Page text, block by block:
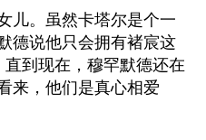
儿。虽然卡塔尔是个一
德说他只会拥有褚宸这
到现在，穆罕默德还在
来，他们是真心相爱